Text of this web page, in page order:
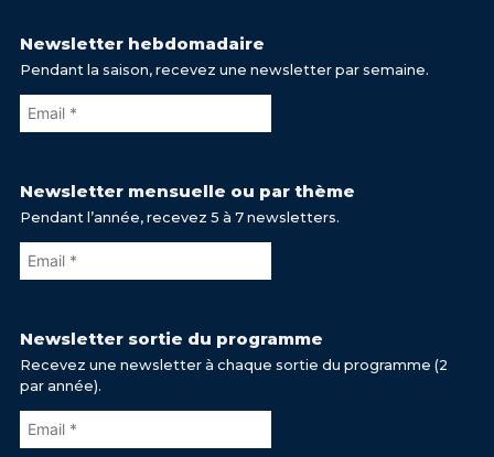
Newsletter hebdomadaire
Pendant la saison, recevez une newsletter par semaine.
Newsletter mensuelle ou par thème
Pendant l’année, recevez 5 à 7 newsletters.
Newsletter sortie du programme
Recevez une newsletter à chaque sortie du programme (2
par année).